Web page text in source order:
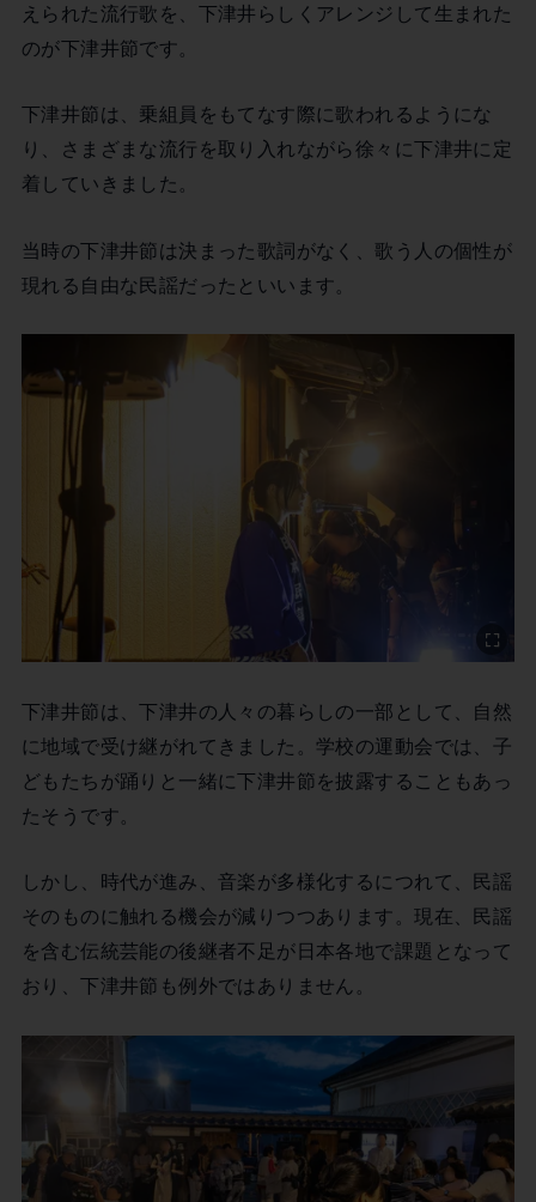
えられた流行歌を、下津井らしくアレンジして生まれた
のが下津井節です。
下津井節は、乗組員をもてなす際に歌われるようにな
り、さまざまな流行を取り入れながら徐々に下津井に定
着していきました。
当時の下津井節は決まった歌詞がなく、歌う人の個性が
現れる自由な民謡だったといいます。
下津井節は、下津井の人々の暮らしの一部として、自然
に地域で受け継がれてきました。学校の運動会では、子
どもたちが踊りと一緒に下津井節を披露することもあっ
たそうです。
しかし、時代が進み、音楽が多様化するにつれて、民謡
そのものに触れる機会が減りつつあります。現在、民謡
を含む伝統芸能の後継者不足が日本各地で課題となって
おり、下津井節も例外ではありません。